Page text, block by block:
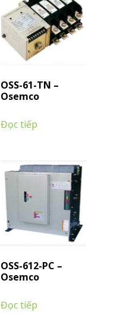
OSS-61-TN –
Osemco
Đọc tiếp
OSS-612-PC –
Osemco
Đọc tiếp